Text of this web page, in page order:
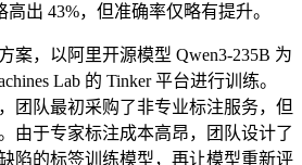
高出 43%，但准确率仅略有提升。
案，以阿里开源模型 Qwen3-235B 为
Lab 的 Tinker 平台进行训练。
团队最初采购了非专业标注服务，但
由于专家标注成本高昂，团队设计了
陷的标签训练模型，再让模型重新评